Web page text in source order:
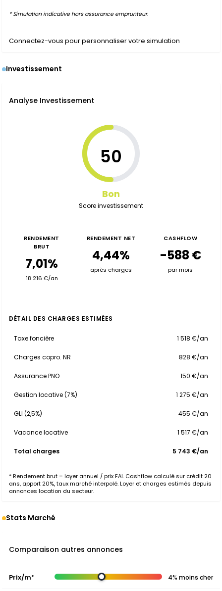
* Simulation indicative hors assurance emprunteur.
Connectez-vous pour personnaliser votre simulation
Investissement
Analyse Investissement
50
Bon
Score investissement
RENDEMENT
BRUT
7,01%
18 216 €/an
RENDEMENT NET
4,44%
après charges
CASHFLOW
-588 €
par mois
DÉTAIL DES CHARGES ESTIMÉES
Taxe foncière 1 518 €/an
Charges copro. NR 828 €/an
Assurance PNO 150 €/an
Gestion locative (7%) 1 275 €/an
GLI (2,5%) 455 €/an
Vacance locative 1 517 €/an
Total charges 5 743 €/an
* Rendement brut = loyer annuel / prix FAI. Cashflow calculé sur crédit 20
ans, apport 20%, taux marché interpolé. Loyer et charges estimés depuis
annonces location du secteur.
Stats Marché
Comparaison autres annonces
Prix/m² 4% moins cher